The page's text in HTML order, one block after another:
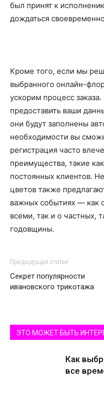
был принят к
дождаться
Кроме того, если мы
выбранного онлайн-
ускорим процесс
предоставить ваши
они будут заполнены
необходимости вы
регистрация часто
преимущества, такие
постоянных клиентов.
цветов также
важных событиях — как
всеми, так и о частных,
годовщины.
Предыдущая статья
Секрет популярности
ивановского трикотажа
ЭТО МОЖЕТ БЫТЬ
Как
все